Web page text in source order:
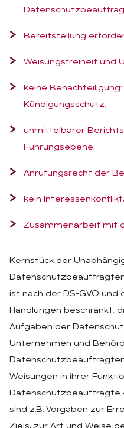
Bereitstellung
Weisungsfreiheit und
keine
Kündigungsschutz,
unmittelbarer
Führungsebene,
Anrufungsrecht der
kein Interessenkonflikt,
Zusammenarbeit mit
Kernstück der
ist nach der DS-GVO und
Handlungen beschränkt,
Aufgaben der
Unternehmen und
Weisungen in ihrer
Datenschutzbeauftragte
sind z.B. Vorgaben zur